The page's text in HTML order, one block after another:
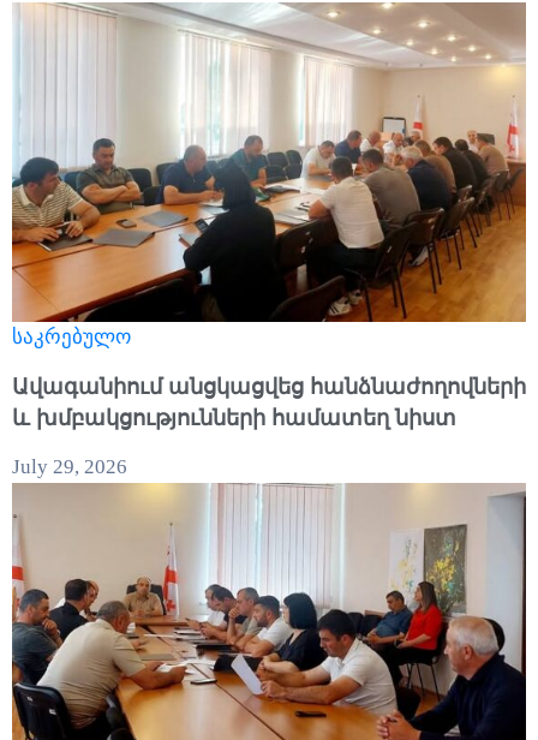
საკრებულო
Ավագանիում անցկացվեց հանձնաժողովների
և խմբակցությունների համատեղ նիստ
July 29, 2026